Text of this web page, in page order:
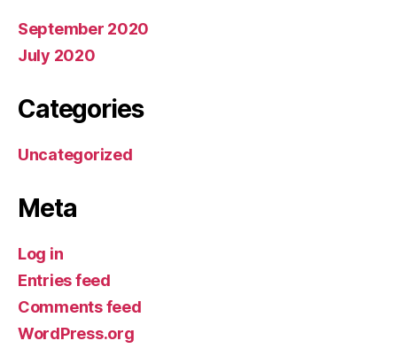
September 2020
July 2020
Categories
Uncategorized
Meta
Log in
Entries feed
Comments feed
WordPress.org